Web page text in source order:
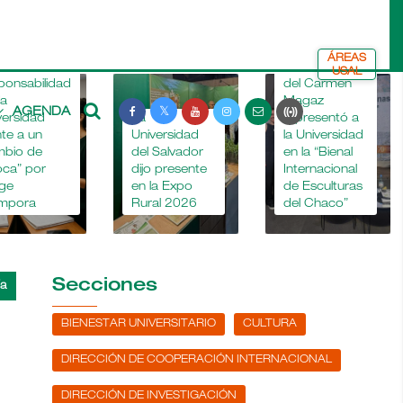
AGENDA
ÁREAS
USAL
a un
de
por
La
Universidad
del Salvador
dijo presente
en la Expo
Rural 2026
La Dra. María
del Carmen
Magaz
representó a
la Universidad
en la “Bienal
Internacional
de Esculturas
del Chaco”
Secciones
BIENESTAR UNIVERSITARIO CULTURA
DIRECCIÓN DE COOPERACIÓN INTERNACIONAL
DIRECCIÓN DE INVESTIGACIÓN